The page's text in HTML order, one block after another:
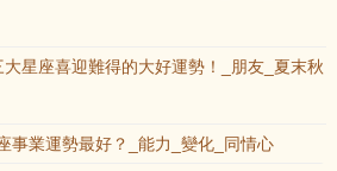
星座喜迎難得的大好運勢！_朋友_夏末秋
事業運勢最好？_能力_變化_同情心